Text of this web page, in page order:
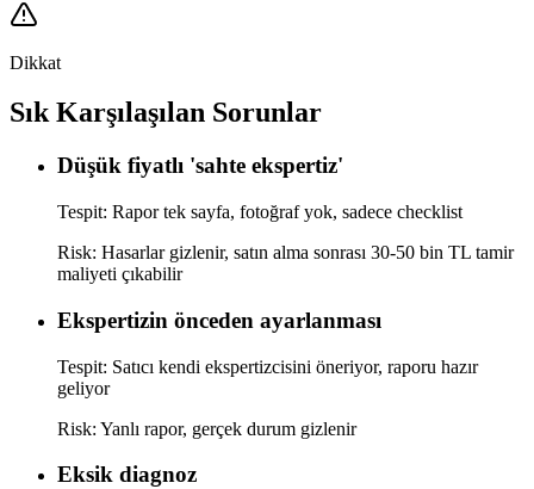
Dikkat
Sık Karşılaşılan Sorunlar
Düşük fiyatlı 'sahte ekspertiz'
Tespit: Rapor tek sayfa, fotoğraf yok, sadece checklist
Risk: Hasarlar gizlenir, satın alma sonrası 30-50 bin TL tamir
maliyeti çıkabilir
Ekspertizin önceden ayarlanması
Tespit: Satıcı kendi ekspertizcisini öneriyor, raporu hazır
geliyor
Risk: Yanlı rapor, gerçek durum gizlenir
Eksik diagnoz